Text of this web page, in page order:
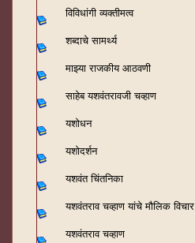
विविधांगी व्यक्तीमत्व
शब्दाचे सामर्थ्य
माझ्या राजकीय आठवणी
साहेब यशवंतरावजी चव्हाण
यशोधन
यशोदर्शन
यशवंत चिंतनिका
यशवंतराव चव्हाण यांचे मौलिक विचार
यशवंतराव चव्हाण